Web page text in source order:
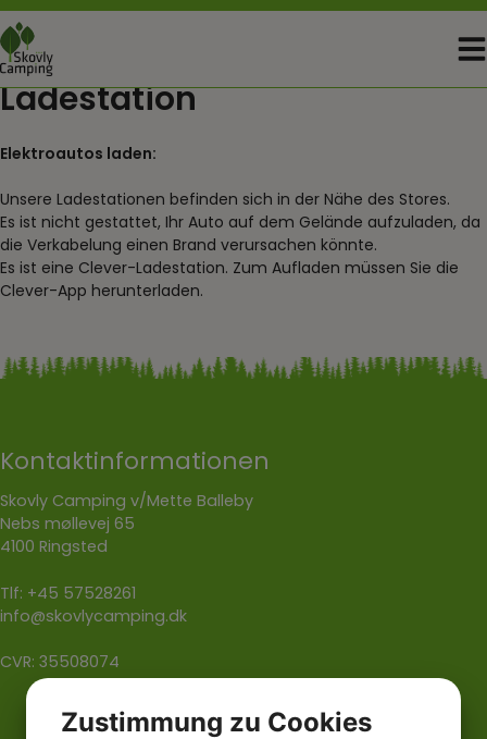
Skip
to
content
Ladestation
Elektroautos laden:
Unsere Ladestationen befinden sich in der Nähe des Stores.
Es ist nicht gestattet, Ihr Auto auf dem Gelände aufzuladen, da
die Verkabelung einen Brand verursachen könnte.
Es ist eine Clever-Ladestation. Zum Aufladen müssen Sie die
Clever-App herunterladen.
Kontaktinformationen
Skovly Camping v/Mette Balleby
Nebs møllevej 65
4100 Ringsted
Tlf: +45 57528261
info@skovlycamping.dk
CVR: 35508074
Zustimmung zu Cookies